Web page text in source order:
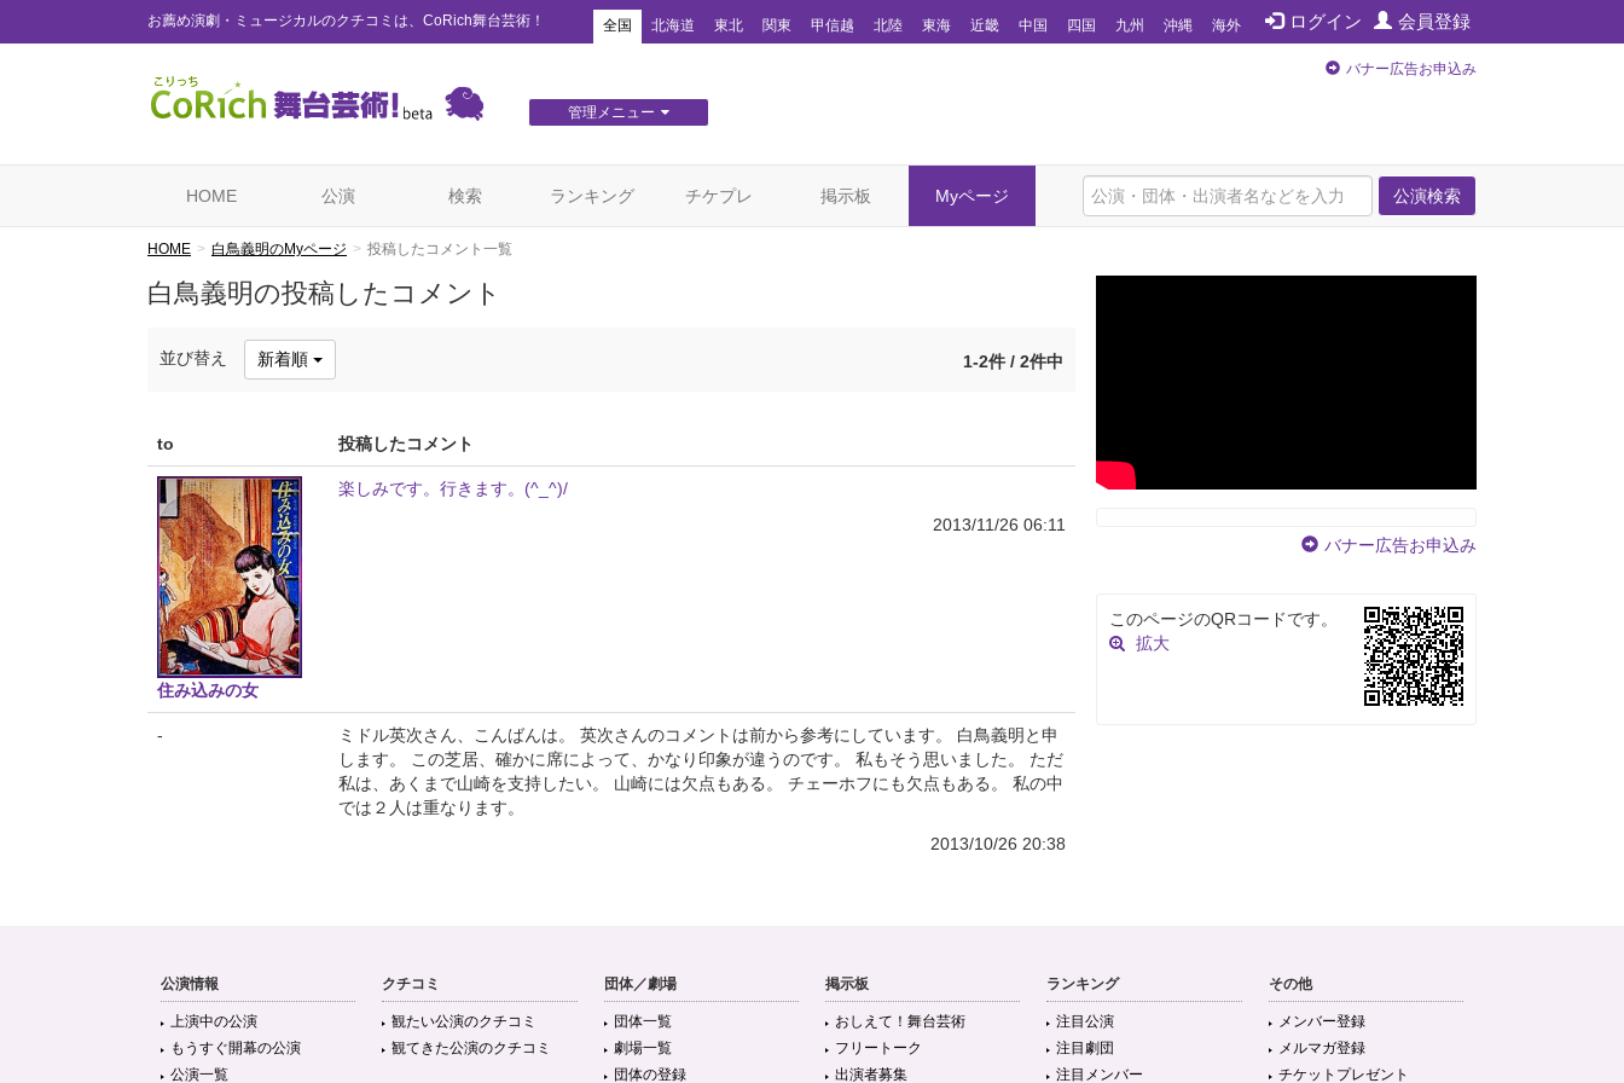
お薦め演劇・ミュージカルのクチコミは、CoRich舞台芸術！ ログイン 会員登録
全国 北海道 東北 関東 甲信越 北陸 東海 近畿 中国 四国 九州 沖縄 海外
管理メニュー
バナー広告お申込み
公演検索
HOME 公演 検索 ランキング チケプレ 掲示板 Myページ
HOME 白鳥義明のMyページ 投稿したコメント一覧
白鳥義明の投稿したコメント
並び替え 新着順 1-2件 / 2件中
to 投稿したコメント
住み込みの女
楽しみです。行きます。(^_^)/
2013/11/26 06:11
-
ミドル英次さん、こんばんは。 英次さんのコメントは前から参考にしています。 白鳥義明と申
します。 この芝居、確かに席によって、かなり印象が違うのです。 私もそう思いました。 ただ
私は、あくまで山崎を支持したい。 山崎には欠点もある。 チェーホフにも欠点もある。 私の中
では２人は重なります。
2013/10/26 20:38
バナー広告お申込み
このページのQRコードです。
拡大
公演情報
上演中の公演
もうすぐ開幕の公演
公演一覧
クチコミ
観たい公演のクチコミ
観てきた公演のクチコミ
団体／劇場
団体一覧
劇場一覧
団体の登録
掲示板
おしえて！舞台芸術
フリートーク
出演者募集
ランキング
注目公演
注目劇団
注目メンバー
その他
メンバー登録
メルマガ登録
チケットプレゼント